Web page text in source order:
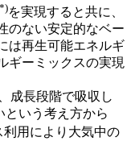
を実現すると共に、
のない安定的なベー
は再生可能エネルギ
ギーミックスの実現
成長段階で吸収し
という考え方から
用により大気中の